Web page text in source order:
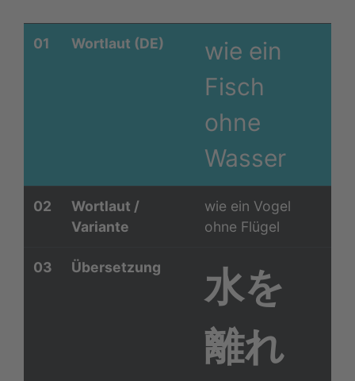
01 Wortlaut (DE)
wie ein
Fisch
ohne
Wasser
02
Wortlaut /
Variante
wie ein Vogel
ohne Flügel
03 Übersetzung
水を
離れ